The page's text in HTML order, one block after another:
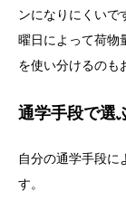
ンになりにくいで
曜日によって荷物
を使い分けるのも
通学手段で選
自分の通学手段に
す。